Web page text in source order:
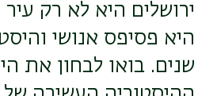
ירושלים היא לא רק עיר
היא פסיפס אנושי
שנים. בואו לבחון את